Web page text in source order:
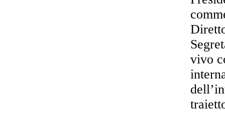
vivo